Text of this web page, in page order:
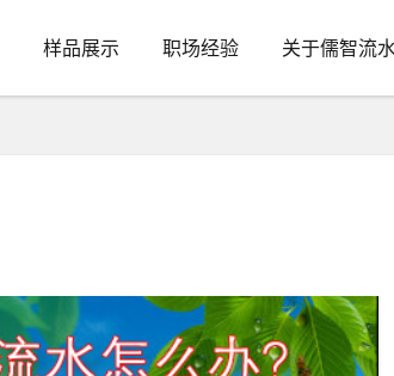
样品展示 职场经验 关于儒智流